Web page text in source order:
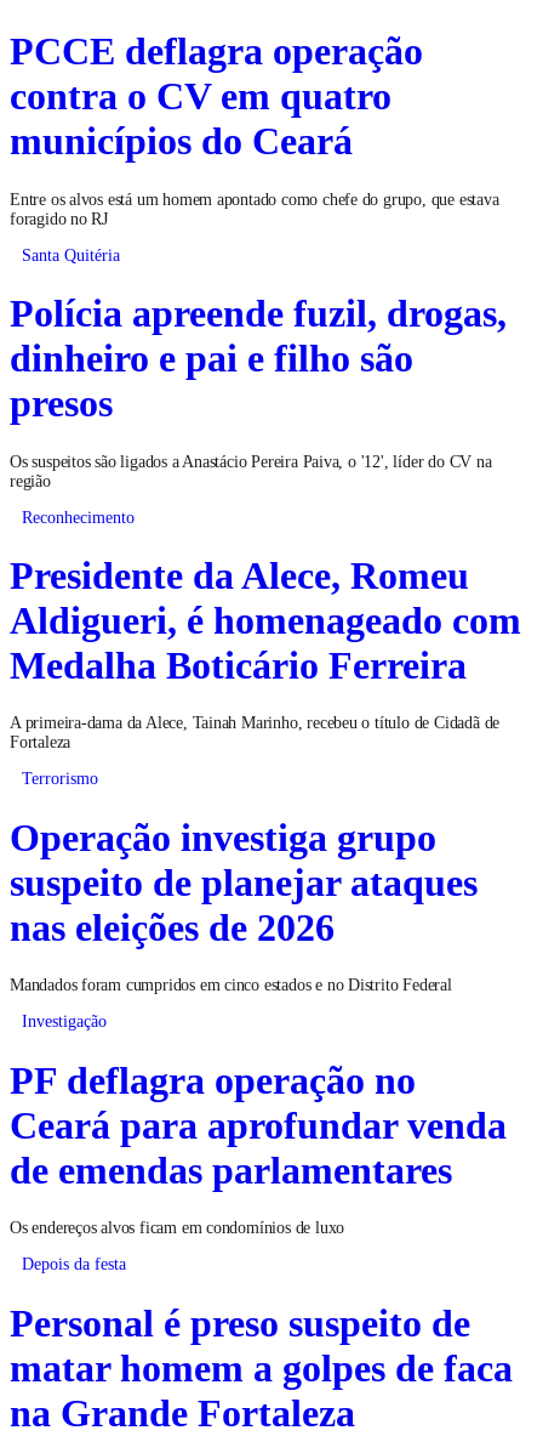
PCCE deflagra operação
contra o CV em quatro
municípios do Ceará
Entre os alvos está um homem apontado como chefe do grupo, que estava
foragido no RJ
Santa Quitéria
Polícia apreende fuzil, drogas,
dinheiro e pai e filho são
presos
Os suspeitos são ligados a Anastácio Pereira Paiva, o '12', líder do CV na
região
Reconhecimento
Presidente da Alece, Romeu
Aldigueri, é homenageado com
Medalha Boticário Ferreira
A primeira-dama da Alece, Tainah Marinho, recebeu o título de Cidadã de
Fortaleza
Terrorismo
Operação investiga grupo
suspeito de planejar ataques
nas eleições de 2026
Mandados foram cumpridos em cinco estados e no Distrito Federal
Investigação
PF deflagra operação no
Ceará para aprofundar venda
de emendas parlamentares
Os endereços alvos ficam em condomínios de luxo
Depois da festa
Personal é preso suspeito de
matar homem a golpes de faca
na Grande Fortaleza